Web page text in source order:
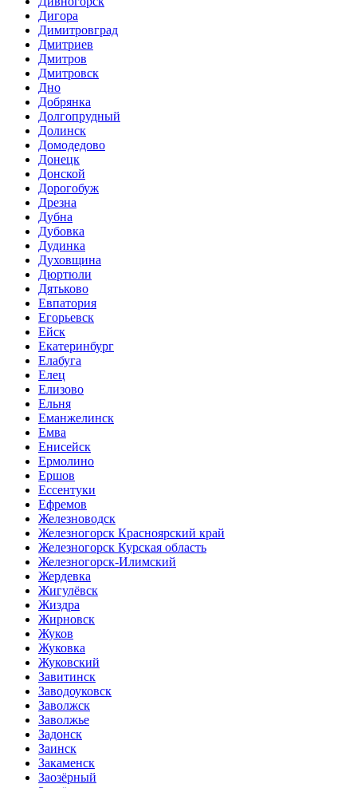
Дигора
Димитровград
Дмитриев
Дмитров
Дмитровск
Дно
Добрянка
Долгопрудный
Долинск
Домодедово
Донецк
Донской
Дорогобуж
Дрезна
Дубна
Дубовка
Дудинка
Духовщина
Дюртюли
Дятьково
Евпатория
Егорьевск
Ейск
Екатеринбург
Елабуга
Елец
Елизово
Ельня
Еманжелинск
Емва
Енисейск
Ермолино
Ершов
Ессентуки
Ефремов
Железноводск
Железногорск Красноярский край
Железногорск Курская область
Железногорск-Илимский
Жердевка
Жигулёвск
Жиздра
Жирновск
Жуков
Жуковка
Жуковский
Завитинск
Заводоуковск
Заволжск
Заволжье
Задонск
Заинск
Закаменск
Заозёрный